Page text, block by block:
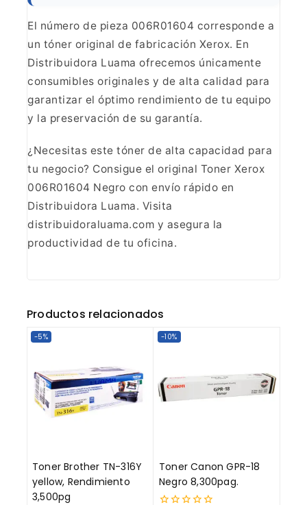
El número de pieza 006R01604 corresponde a
un tóner original de fabricación Xerox. En
Distribuidora Luama ofrecemos únicamente
consumibles originales y de alta calidad para
garantizar el óptimo rendimiento de tu equipo
y la preservación de su garantía.
¿Necesitas este tóner de alta capacidad para
tu negocio? Consigue el original Toner Xerox
006R01604 Negro con envío rápido en
Distribuidora Luama. Visita
distribuidoraluama.com y asegura la
productividad de tu oficina.
Productos relacionados
-5%
Toner Brother TN-316Y
yellow, Rendimiento
3,500pg
-10%
Toner Canon GPR-18
Negro 8,300pag.